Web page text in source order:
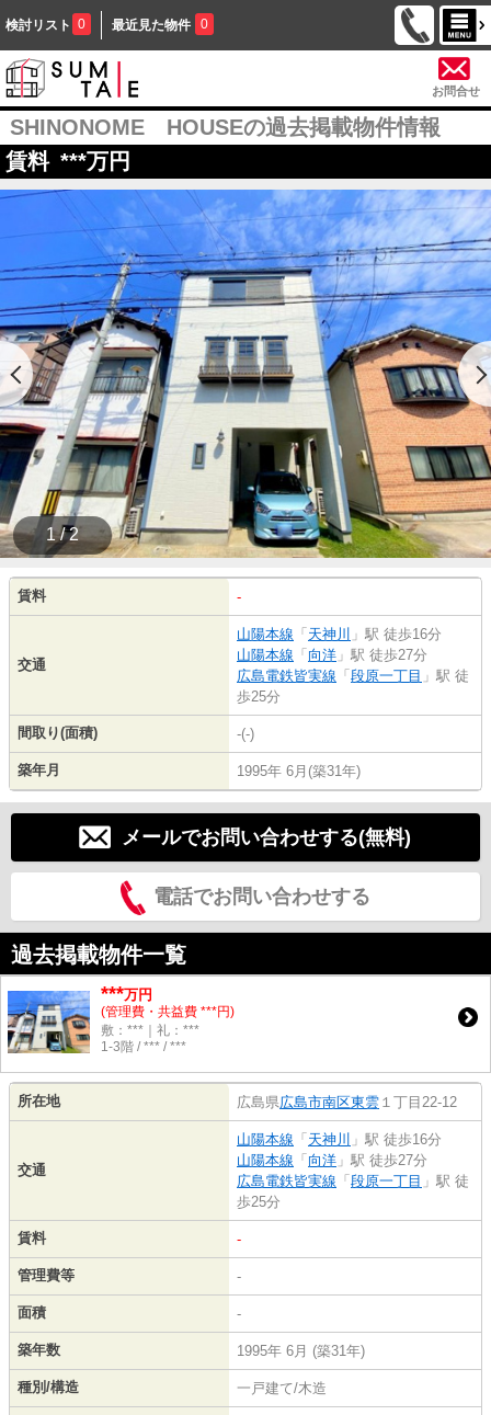
検討リスト 0 最近見た物件 0
お問合せ
SHINONOME HOUSEの過去掲載物件情報
賃料 ***万円
1 / 2
賃料 -
交通
山陽本線 「 天神川 」駅 徒歩16分
山陽本線 「 向洋 」駅 徒歩27分
広島電鉄皆実線 「 段原一丁目 」駅 徒
歩25分
間取り(面積) -(-)
築年月 1995年 6月(築31年)
メールでお問い合わせする(無料)
電話でお問い合わせする
過去掲載物件一覧
***万円
(管理費・共益費 ***円)
敷：***｜礼：***
1-3階 / *** / ***
所在地 広島県広島市南区東雲 １丁目22-12
交通
山陽本線 「 天神川 」駅 徒歩16分
山陽本線 「 向洋 」駅 徒歩27分
広島電鉄皆実線 「 段原一丁目 」駅 徒
歩25分
賃料 -
管理費等 -
面積 -
築年数 1995年 6月 (築31年)
種別/構造 一戸建て/木造